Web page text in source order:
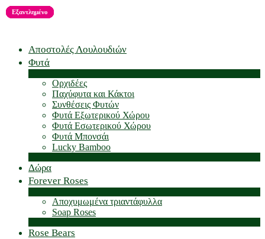
Αποστολές Λουλουδιών
Φυτά
Ορχιδέες
Παχύφυτα και Κάκτοι
Συνθέσεις Φυτών
Φυτά Εξωτερικού Χώρου
Φυτά Εσωτερικού Χώρου
Φυτά Μπονσάι
Lucky Bamboo
Δώρα
Forever Roses
Αποχυμωμένα τριαντάφυλλα
Soap Roses
Rose Βears
Εξαντλημένο
Εξαντλημένο
Εξαντλημένο
Εξαντλημένο
Εξαντλημένο
Εξαντλημένο